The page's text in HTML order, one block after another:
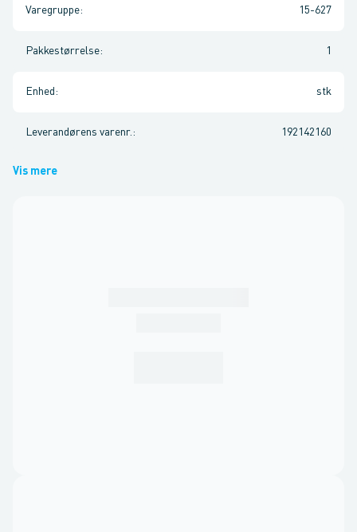
Varegruppe: 15-627
Pakkestørrelse: 1
Enhed : stk
Leverandørens varenr. : 192142160
Vis mere